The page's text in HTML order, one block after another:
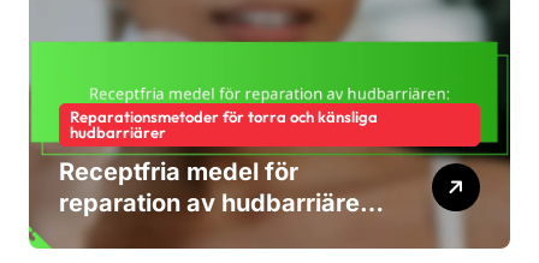
Reparationsmetoder för torra och känsliga
hudbarriärer
Receptfria medel för
reparation av hudbarriären:
Effektivitet, Användning,